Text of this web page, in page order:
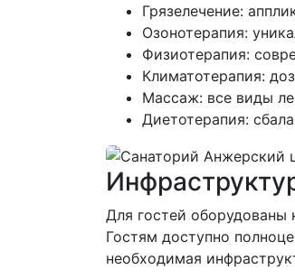
Грязелечение:
Озонотерапия:
Физиотерапия:
Климатотерапия:
Массаж: все виды
Диетотерапия:
Для гостей
Гостям доступно
необходимая